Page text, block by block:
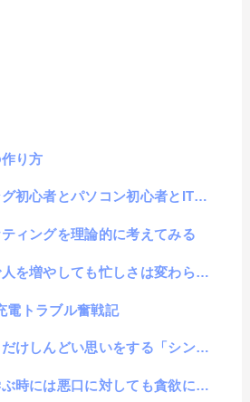
り方
者とパソコン初心者とITデジタル初心者
ィングを理論的に考えてみる
やしても忙しさは変わらないという話
電トラブル奮戦記
いをする「シンドイ貯金」をすると、未来が楽しくなる話
時には悪口に対しても貪欲になる